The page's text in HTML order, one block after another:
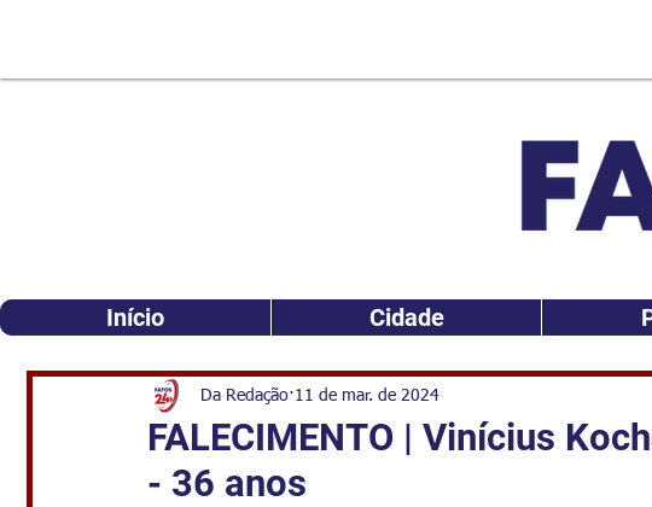
Início Cidade
FALECIMENTO | Vinícius
- 36 anos
Da Redação 11 de mar. de 2024